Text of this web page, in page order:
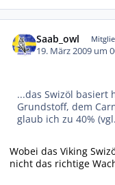
Saab_owl
19. März 2009 um
...das Swizöl basiert
Grundstoff, dem
glaub ich zu 40%
Wobei das Viking
nicht das richtige